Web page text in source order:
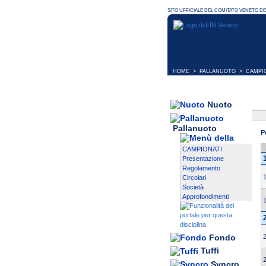
HOME > PALLANUOTO >
Nuoto
Pallanuoto
CAMPIONATI
Presentazione
Regolamento
Circolari
Società
Approfondimenti
Fondo
Tuffi